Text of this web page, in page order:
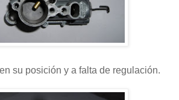
su posición y a falta de regulación.